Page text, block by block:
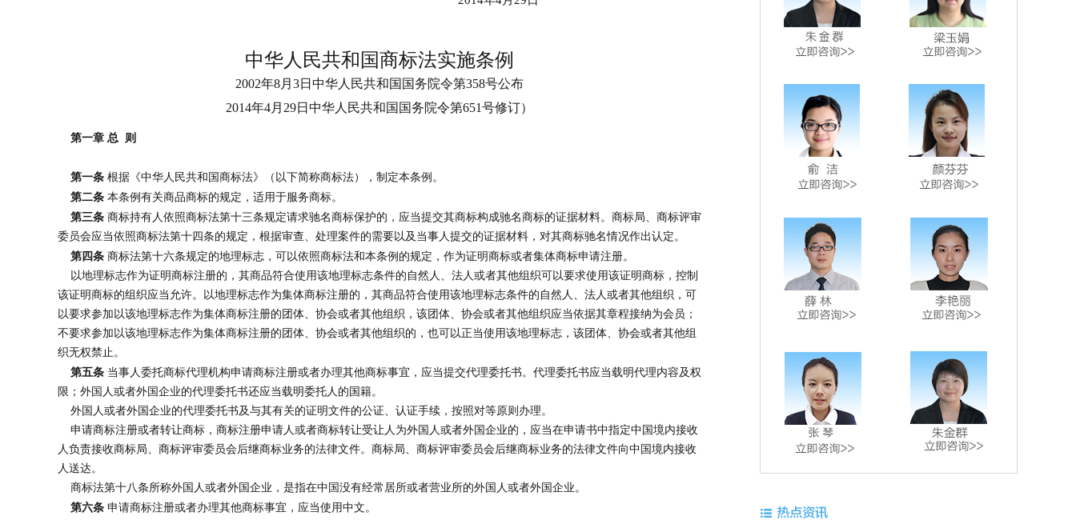
中华人民共和国商标法实施条例
2002年8月3日中华人民共和国国务院令第358号公布
2014年4月29日中华人民共和国国务院令第651号修订）
第一章 总 则
第一条 根据《中华人民共和国商标法》（以下简称商标法），制定本条例。
第二条 本条例有关商品商标的规定，适用于服务商标。
第三条 商标持有人依照商标法第十三条规定请求驰名商标保护的，应当提交其商标构成驰名商标的证据材料。商标局、商标评审
委员会应当依照商标法第十四条的规定，根据审查、处理案件的需要以及当事人提交的证据材料，对其商标驰名情况作出认定。
第四条 商标法第十六条规定的地理标志，可以依照商标法和本条例的规定，作为证明商标或者集体商标申请注册。
以地理标志作为证明商标注册的，其商品符合使用该地理标志条件的自然人、法人或者其他组织可以要求使用该证明商标，控制
该证明商标的组织应当允许。以地理标志作为集体商标注册的，其商品符合使用该地理标志条件的自然人、法人或者其他组织，可
以要求参加以该地理标志作为集体商标注册的团体、协会或者其他组织，该团体、协会或者其他组织应当依据其章程接纳为会员；
不要求参加以该地理标志作为集体商标注册的团体、协会或者其他组织的，也可以正当使用该地理标志，该团体、协会或者其他组
织无权禁止。
第五条 当事人委托商标代理机构申请商标注册或者办理其他商标事宜，应当提交代理委托书。代理委托书应当载明代理内容及权
限；外国人或者外国企业的代理委托书还应当载明委托人的国籍。
外国人或者外国企业的代理委托书及与其有关的证明文件的公证、认证手续，按照对等原则办理。
申请商标注册或者转让商标，商标注册申请人或者商标转让受让人为外国人或者外国企业的，应当在申请书中指定中国境内接收
人负责接收商标局、商标评审委员会后继商标业务的法律文件。商标局、商标评审委员会后继商标业务的法律文件向中国境内接收
人送达。
商标法第十八条所称外国人或者外国企业，是指在中国没有经常居所或者营业所的外国人或者外国企业。
第六条 申请商标注册或者办理其他商标事宜，应当使用中文。